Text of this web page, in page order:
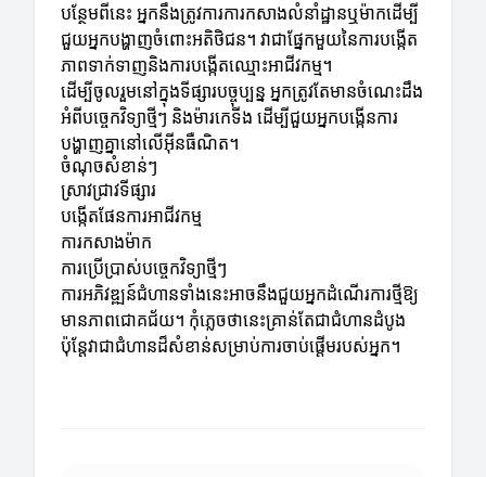
បន្ថែមពីនេះ អ្នកនឹងត្រូវការការកសាងលំនាំដ្ឋានឬម៉ាកដើម្បី
ជួយអ្នកបង្ហាញចំពោះអតិថិជន។ វាជាផ្នែកមួយនៃការបង្កើត
ភាពទាក់ទាញនិងការបង្កើតឈ្មោះអាជីវកម្ម។
ដើម្បីចូលរួមនៅក្នុងទីផ្សារបច្ចុប្បន្ន អ្នកត្រូវតែមានចំណេះដឹង
អំពីបច្ចេកវិទ្យាថ្មីៗ និងម៉ារកេទីង ដើម្បីជួយអ្នកបង្កើនការ
បង្ហាញគ្នានៅលើអ៊ីនធឺណិត។
ចំណុចសំខាន់ៗ
ស្រាវជ្រាវទីផ្សារ
បង្កើតផែនការអាជីវកម្ម
ការកសាងម៉ាក
ការប្រើប្រាស់បច្ចេកវិទ្យាថ្មីៗ
ការអភិវឌ្ឍន៍ជំហានទាំងនេះអាចនឹងជួយអ្នកដំណើរការថ្មីឱ្យ
មានភាពជោគជ័យ។ កុំភ្លេចថានេះគ្រាន់តែជាជំហានដំបូង
ប៉ុន្តែវាជាជំហានដ៏សំខាន់សម្រាប់ការចាប់ផ្តើមរបស់អ្នក។